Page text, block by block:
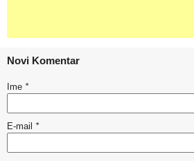
Novi Komentar
Ime *
E-mail *